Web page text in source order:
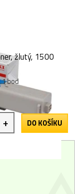
žlutý, 1500
1 bod
+ DO KOŠÍKU